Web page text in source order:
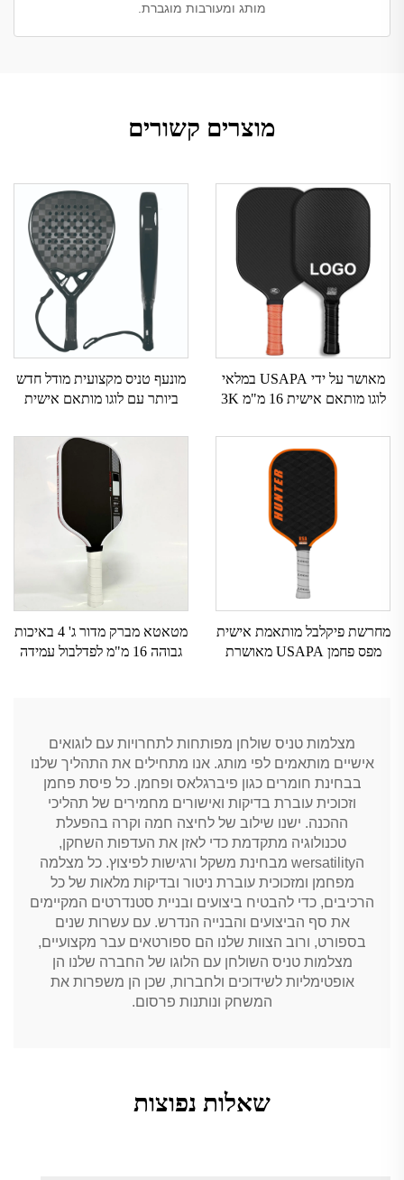
מותג ומעורבות מוגברת.
מוצרים קשורים
מאושר על ידי USAPA במלאי
לוגו מותאם אישית 16 מ"מ 3K
משטח פחמן T700 סיבי פחמן
גולמיים לפיקלבול 2024
מונעף טניס מקצועית מודל חדש
ביותר עם לוגו מותאם אישית
מחרשת פיקלבל מותאמת אישית
מפס פחמן USAPA מאושרת
מטאטא מברק מדור ג' 4 באיכות
גבוהה 16 מ"מ לפדלבול עמידה
מצלמות טניס שולחן מפותחות לתחרויות עם לוגואים
אישיים מותאמים לפי מותג. אנו מתחילים את התהליך שלנו
בבחינת חומרים כגון פיברגלאס ופחמן. כל פיסת פחמן
וזכוכית עוברת בדיקות ואישורים מחמירים של תהליכי
ההכנה. ישנו שילוב של לחיצה חמה וקרה בהפעלת
טכנולוגיה מתקדמת כדי לאזן את העדפות השחקן,
הwersatility מבחינת משקל ורגישות לפיצוץ. כל מצלמה
מפחמן ומזכוכית עוברת ניטור ובדיקות מלאות של כל
הרכיבים, כדי להבטיח ביצועים ובניית סטנדרטים המקיימים
את סף הביצועים והבנייה הנדרש. עם עשרות שנים
בספורט, ורוב הצוות שלנו הם ספורטאים עבר מקצועיים,
מצלמות טניס השולחן עם הלוגו של החברה שלנו הן
אופטימליות לשידוכים ולחברות, שכן הן משפרות את
המשחק ונותנות פרסום.
שאלות נפוצות